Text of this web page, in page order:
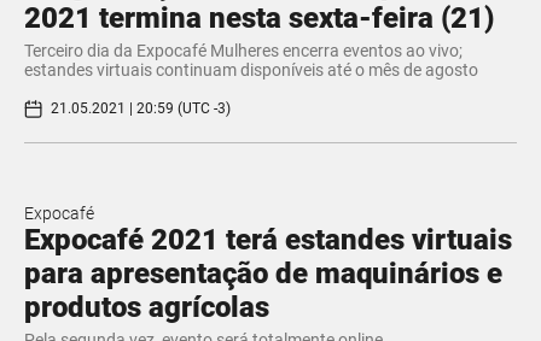
2021 termina nesta sexta-feira (21)
Terceiro dia da Expocafé Mulheres encerra eventos ao vivo;
estandes virtuais continuam disponíveis até o mês de agosto
21.05.2021 | 20:59 (UTC -3)
Expocafé
Expocafé 2021 terá estandes virtuais
para apresentação de maquinários e
produtos agrícolas